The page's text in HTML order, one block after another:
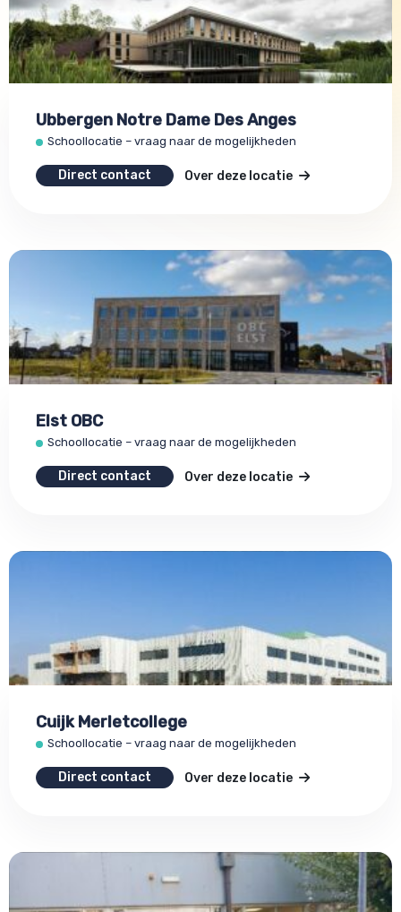
Ubbergen Notre Dame Des Anges
Schoollocatie – vraag naar de mogelijkheden
Direct contact Over deze locatie
Elst OBC
Schoollocatie – vraag naar de mogelijkheden
Direct contact Over deze locatie
Cuijk Merletcollege
Schoollocatie – vraag naar de mogelijkheden
Direct contact Over deze locatie